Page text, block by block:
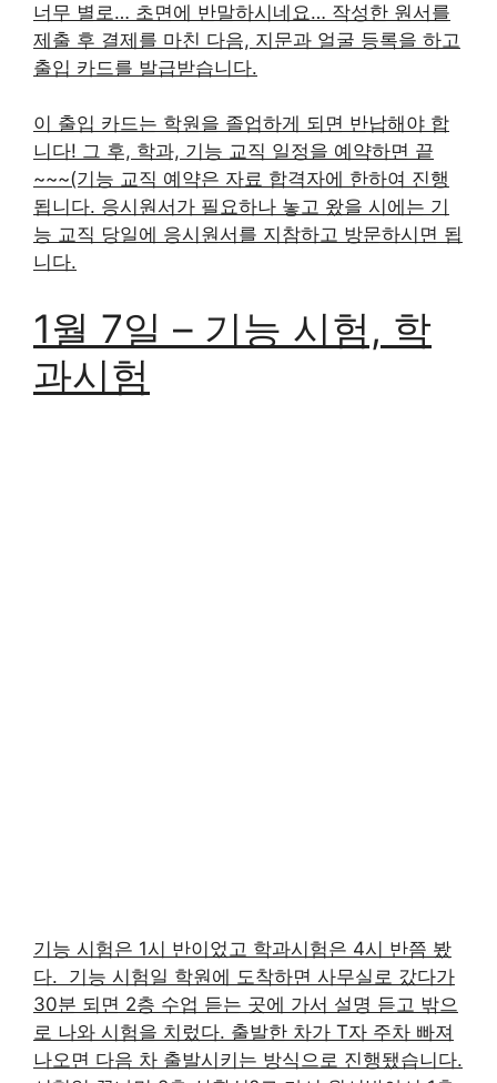
너무 별로… 초면에 반말하시네요… 작성한 원서를
제출 후 결제를 마친 다음, 지문과 얼굴 등록을 하고
출입 카드를 발급받습니다.
이 출입 카드는 학원을 졸업하게 되면 반납해야 합
니다! 그 후, 학과, 기능 교직 일정을 예약하면 끝
~~~(기능 교직 예약은 자료 합격자에 한하여 진행
됩니다. 응시원서가 필요하나 놓고 왔을 시에는 기
능 교직 당일에 응시원서를 지참하고 방문하시면 됩
니다.
1월 7일 – 기능 시험, 학
과시험
기능 시험은 1시 반이었고 학과시험은 4시 반쯤 봤
다. ​ 기능 시험일 학원에 도착하면 사무실로 갔다가
30분 되면 2층 수업 듣는 곳에 가서 설명 듣고 밖으
로 나와 시험을 치렀다. 출발한 차가 T자 주차 빠져
나오면 다음 차 출발시키는 방식으로 진행됐습니다.